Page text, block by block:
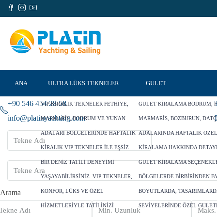
ANA ULTRA LÜKS TEKNELER
VIP KIRALIK TEKNELER FETHIYE,
MARMARIS, BODRUM VE YUNAN
ADALARI BÖLGELERINDE HAFTALIK
KIRALIK VIP TEKNELER ILE EŞSIZ
BIR DENIZ TATILI DENEYIMI
YAŞAYABILIRSINIZ. VIP TEKNELER,
KONFOR, LÜKS VE ÖZEL
HIZMETLERIYLE TATILINIZI
GULET
GULET KIRALAMA BODRUM,
MARMARIS, BOZBURUN,
ADALARINDA HAFTALIK
KIRALAMA HAKKINDA
GULET KIRALAMA
BÖLGELERDE BIRBIRINDEN
BOYUTLARDA,
SEVIYELERINDE ÖZEL
+90 546 454 28 58
info@platinyachting.com
Arama